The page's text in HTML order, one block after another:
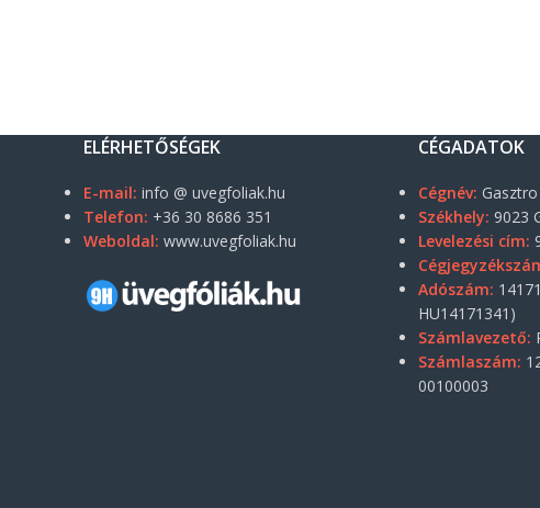
ELÉRHETŐSÉGEK
E-mail: info @ uvegfoliak.hu
Telefon: +36 30 8686 351
Weboldal: www.uvegfoliak.hu
CÉGADATOK
Cégnév:
Székhely: 9023
Levelezési cím:
Adószám:
HU14171341)
Számlavezető:
Számlaszám:
00100003